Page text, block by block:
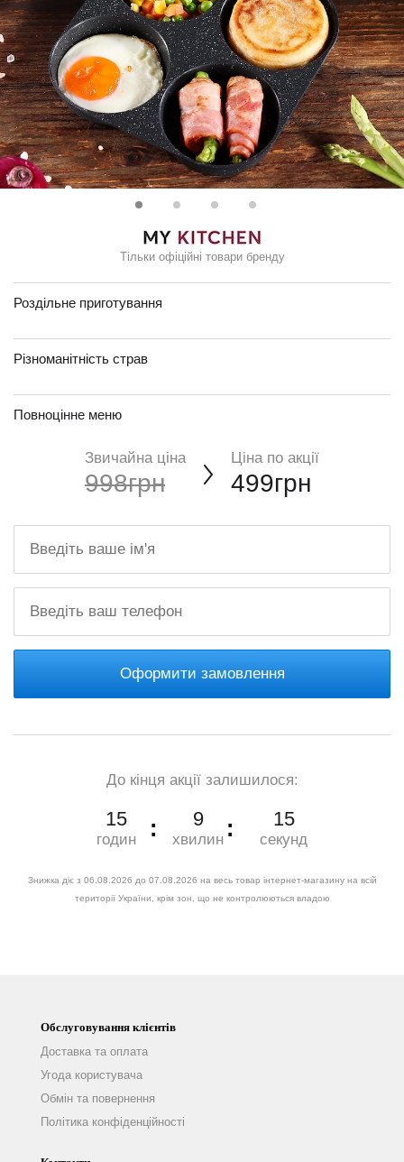
Тільки офіційні товари бренду
Роздільне приготування
Різноманітність страв
Повноцінне меню
Звичайна ціна
998грн
Ціна по акції
499грн
Оформити замовлення
До кінця акції залишилося:
15
годин
9
хвилин
14
секунд
Знижка діє з 06.08.2026 до 07.08.2026 на весь товар інтернет-магазину на всій
території України, крім зон, що не контролюються владою
Обслуговування клієнтів
Доставка та оплата
Угода користувача
Обмін та повернення
Політика конфіденційності